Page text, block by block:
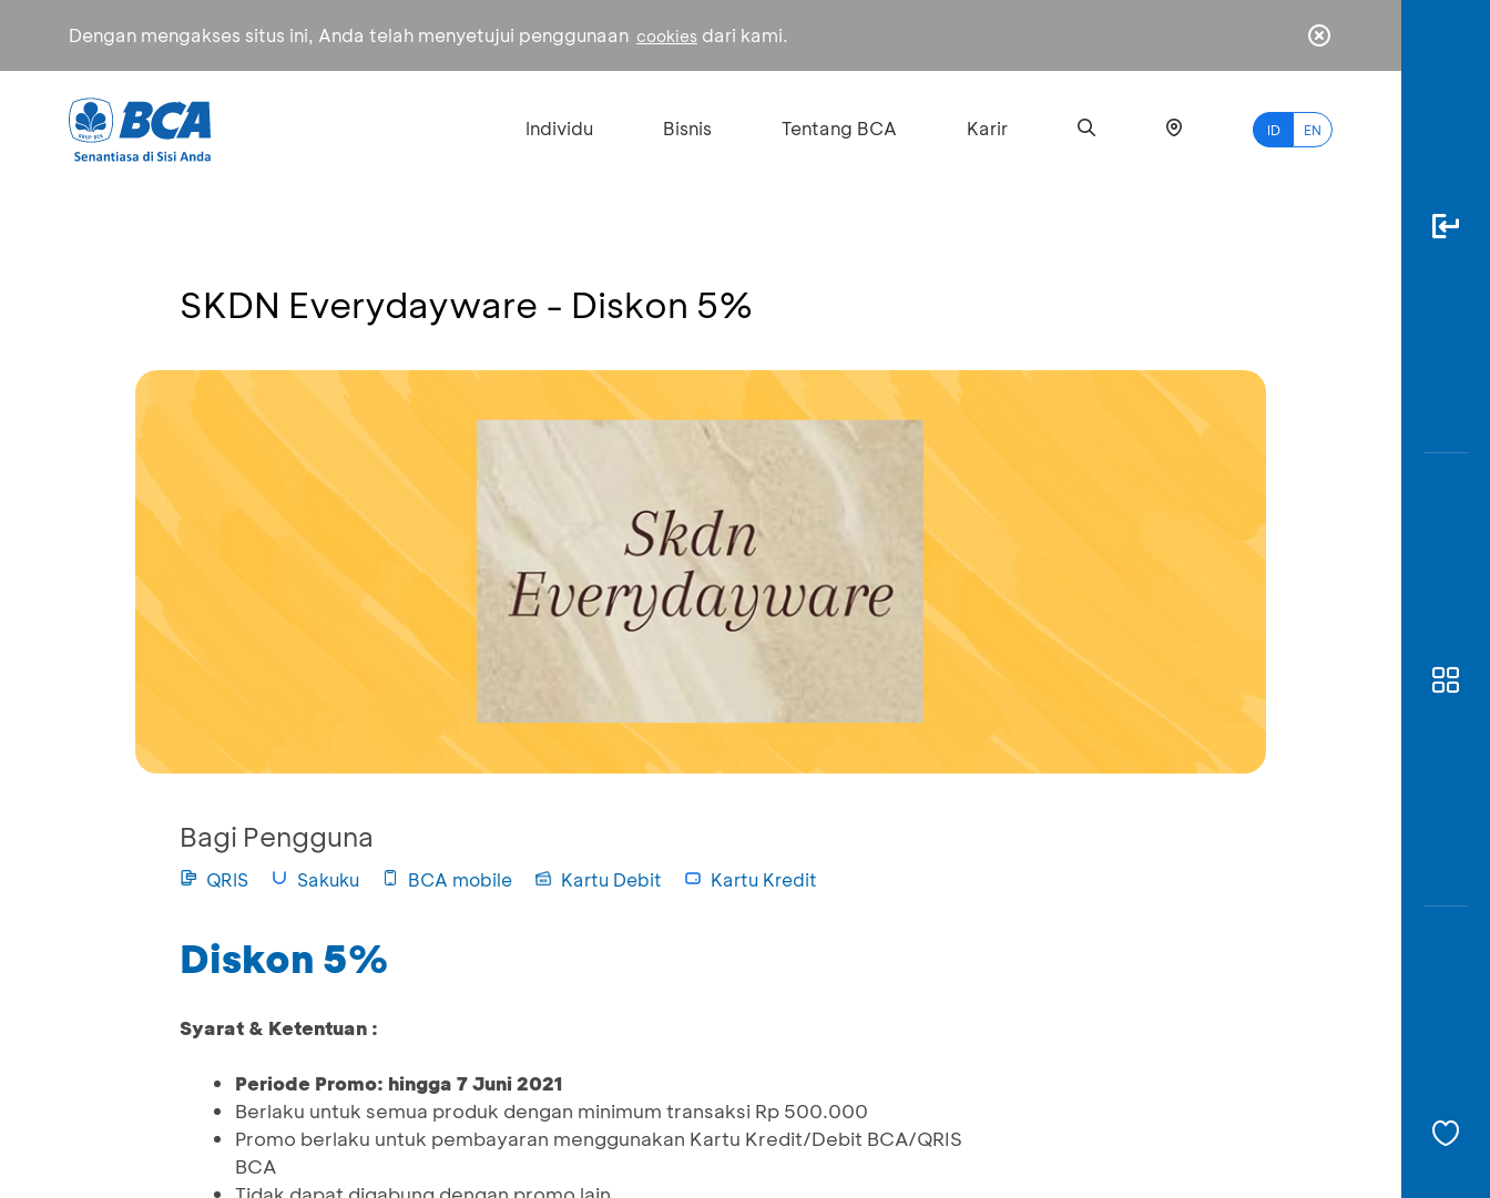
Dengan mengakses situs ini, Anda telah menyetujui penggunaan cookies dari kami.
Individu Bisnis Tentang BCA Karir ID EN
SKDN Everydayware - Diskon 5%
Bagi Pengguna
QRIS Sakuku BCA mobile Kartu Debit Kartu Kredit
Diskon 5%
Syarat & Ketentuan :
Periode Promo: hingga 7 Juni 2021
Berlaku untuk semua produk dengan minimum transaksi Rp 500.000
Promo berlaku untuk pembayaran menggunakan Kartu Kredit/Debit BCA/QRIS
BCA